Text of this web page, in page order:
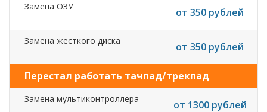
Замена ОЗУ от 350 рублей
Замена жесткого диска от 350 рублей
Перестал работать тачпад/трекпад
Замена мультиконтроллера от 1300 рублей